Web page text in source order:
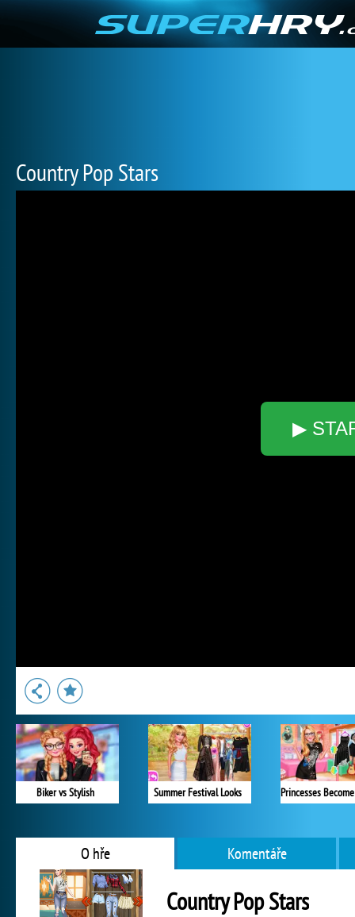
Country Pop Stars
▶
Biker vs Stylish Summer Festival Looks
O hře Komentáře
Country Pop Stars